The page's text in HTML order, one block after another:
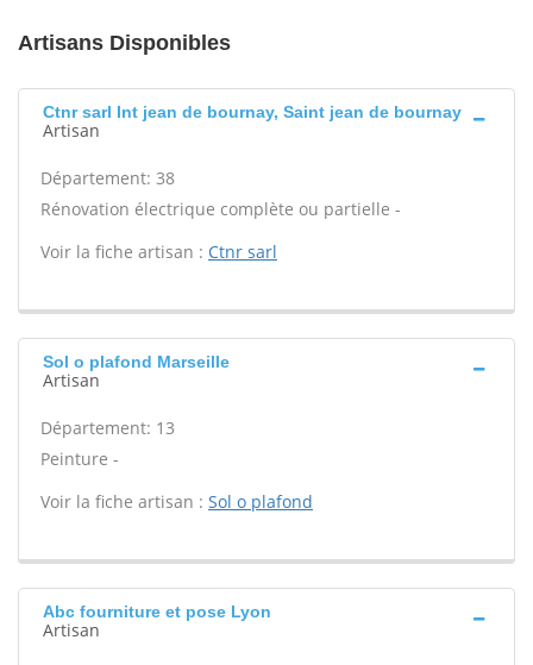
Artisans Disponibles
Ctnr sarl Int jean de bournay, Saint jean de bournay
Artisan
Département: 38
Rénovation électrique complète ou partielle -
Voir la fiche artisan : Ctnr sarl
Sol o plafond Marseille
Artisan
Département: 13
Peinture -
Voir la fiche artisan : Sol o plafond
Abc fourniture et pose Lyon
Artisan